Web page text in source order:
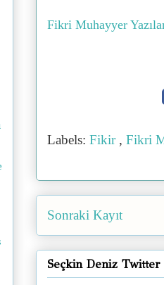
Fikri Muhayyer
Labels: Fikir , Fikri
Sonraki Kayıt
Seçkin Deniz Twitter